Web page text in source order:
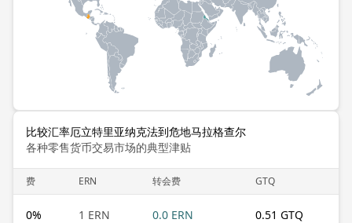
比较汇率厄立特里亚纳克法到危地马拉格查尔
各种零售货币交易市场的典型津贴
费 ERN 转会费 GTQ
0% 1 ERN 0.0 ERN 0.51 GTQ